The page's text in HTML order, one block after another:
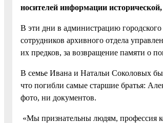
носителей информации
В эти дни в администрацию
сотрудников архивного отдела
их предков, за возвращение памяти о
В семье Ивана и Натальи Соколовых
что погибли самые старшие братья:
фото, ни документов.
«Мы признательны людям, профессия